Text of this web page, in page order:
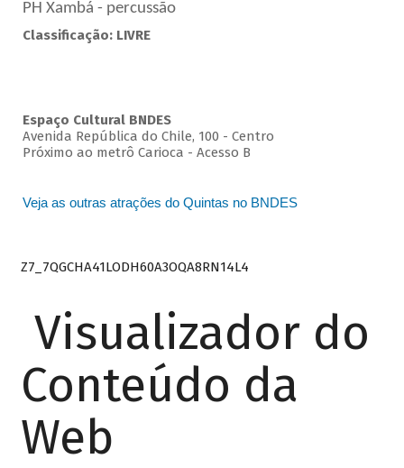
PH Xambá - percussão
Classificação: LIVRE
Espaço Cultural BNDES
Avenida República do Chile, 100 - Centro
Próximo ao metrô Carioca - Acesso B
Veja as outras atrações do Quintas no BNDES
Z7_7QGCHA41LODH60A3OQA8RN14L4
Visualizador do
Conteúdo da
Web